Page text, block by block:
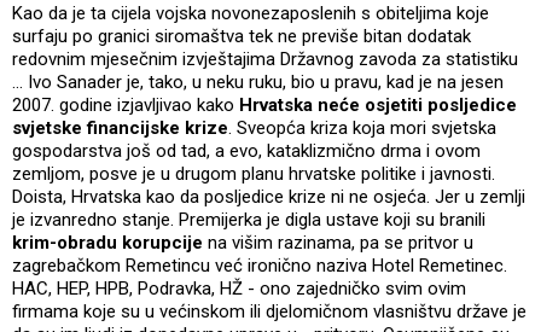
Kao da je ta cijela vojska novonezaposlenih s obiteljima koje
surfaju po granici siromaštva tek ne previše bitan dodatak
redovnim mjesečnim izvještajima Državnog zavoda za statistiku
... Ivo Sanader je, tako, u neku ruku, bio u pravu, kad je na jesen
2007. godine izjavljivao kako Hrvatska neće osjetiti posljedice
svjetske financijske krize. Sveopća kriza koja mori svjetska
gospodarstva još od tad, a evo, kataklizmično drma i ovom
zemljom, posve je u drugom planu hrvatske politike i javnosti.
Doista, Hrvatska kao da posljedice krize ni ne osjeća. Jer u zemlji
je izvanredno stanje. Premijerka je digla ustave koji su branili
krim-obradu korupcije na višim razinama, pa se pritvor u
zagrebačkom Remetincu već ironično naziva Hotel Remetinec.
HAC, HEP, HPB, Podravka, HŽ - ono zajedničko svim ovim
firmama koje su u većinskom ili djelomičnom vlasništvu države je